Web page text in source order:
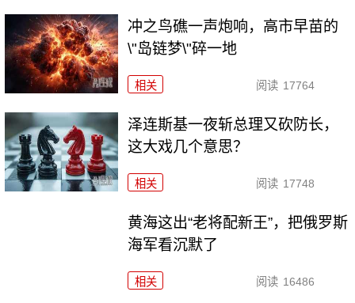
冲之鸟礁一声炮响，高市早苗的
\"岛链梦\"碎一地
相关 阅读 17764
泽连斯基一夜斩总理又砍防长，
这大戏几个意思？
相关 阅读 17748
黄海这出“老将配新王”，把俄罗斯
海军看沉默了
相关 阅读 16486